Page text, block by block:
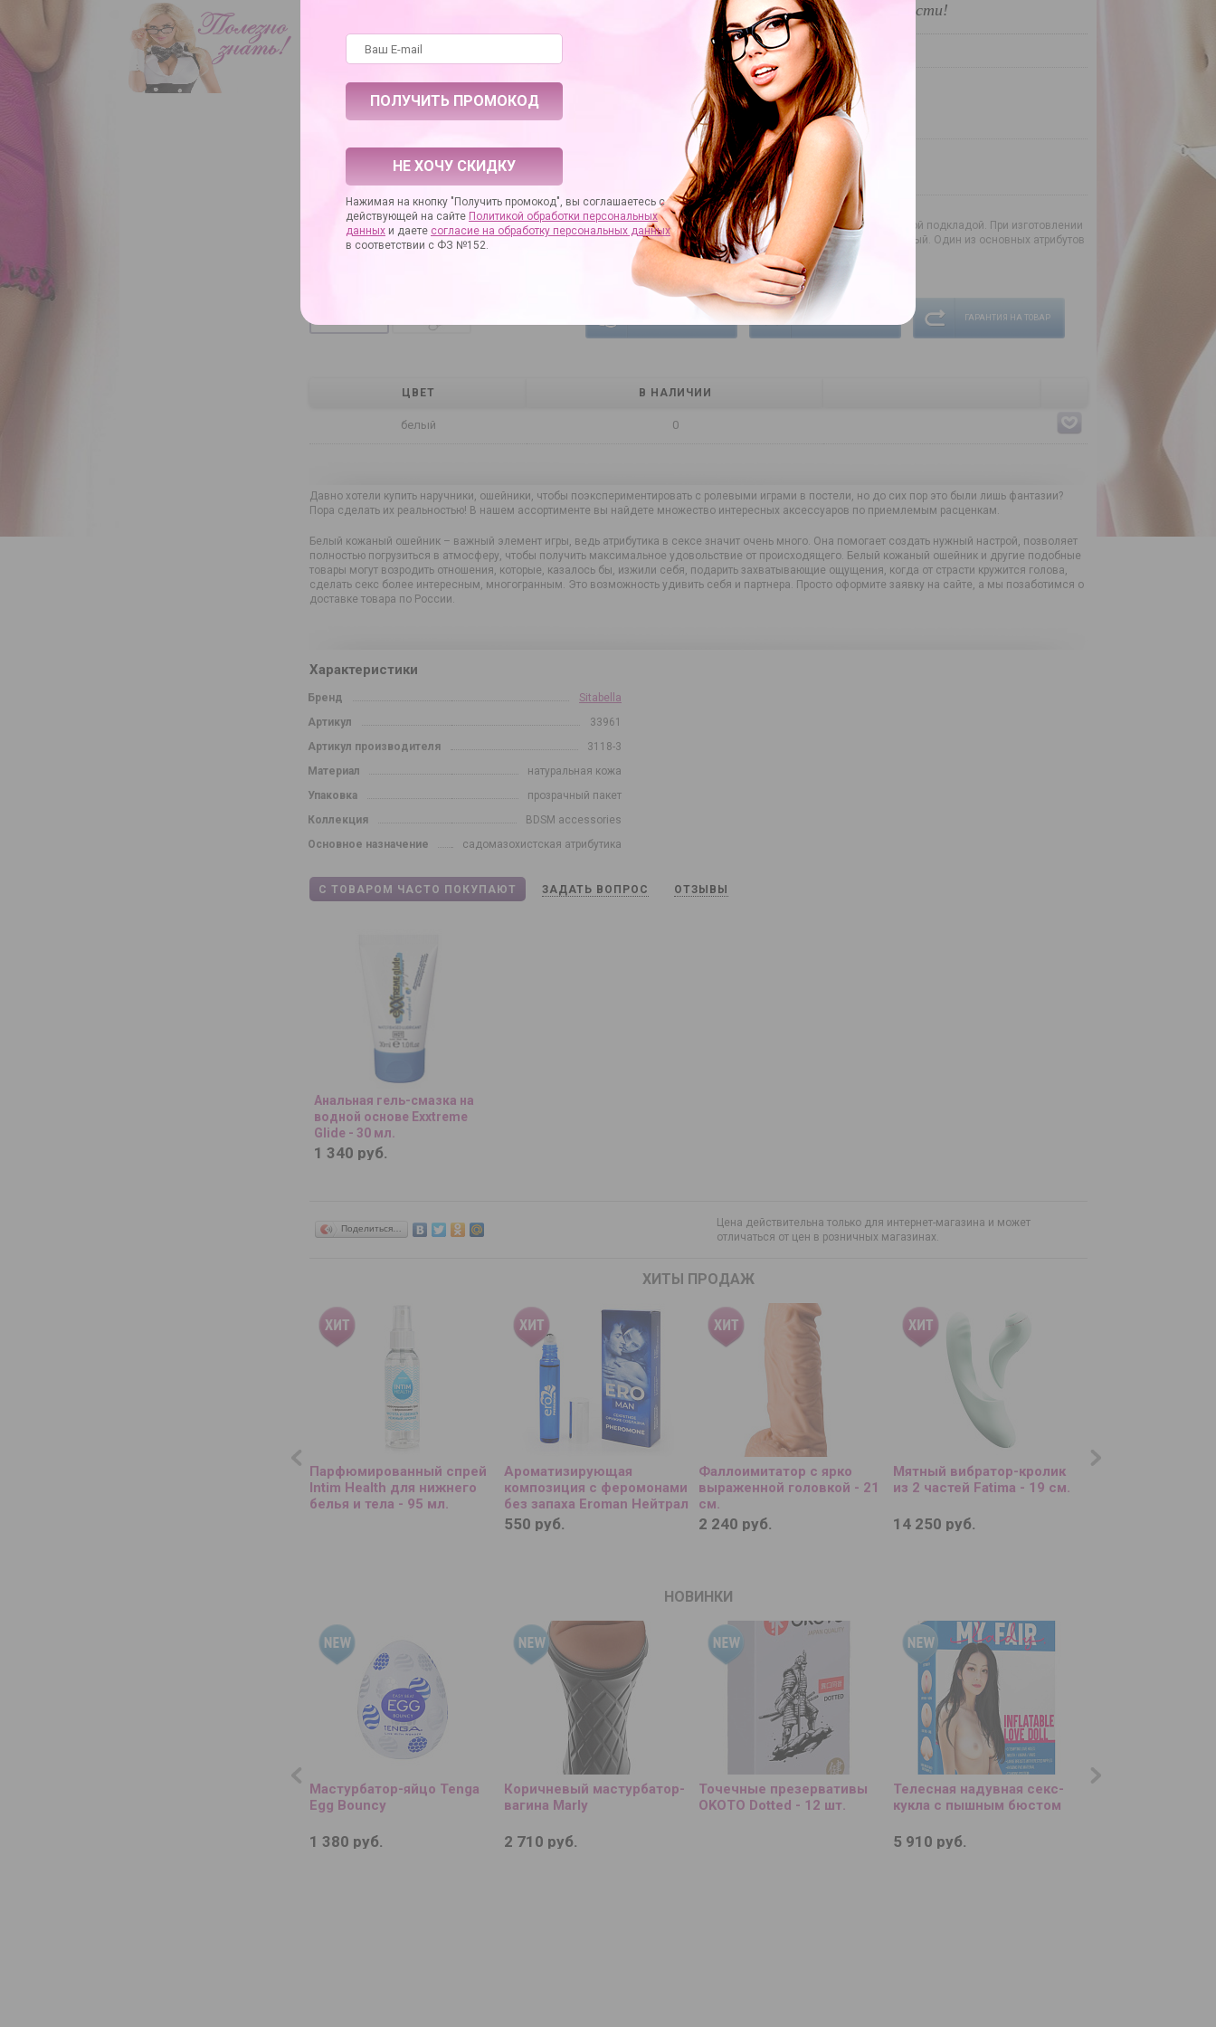
Гарантия конфиденциальности!
Нашли дешевле?
Ошейник с шипами изготовлен из натуральной кожи с велюровой подкладой. При изготовлении
использована никелированная фурнитура. Размер универсальный. Один из основных атрибутов
ГАРАНТИЯ НА ТОВАР
ЦВЕТ В НАЛИЧИИ
белый 0
Давно хотели купить наручники, ошейники, чтобы поэкспериментировать с ролевыми играми в постели, но до сих пор это были лишь фантазии?
Пора сделать их реальностью! В нашем ассортименте вы найдете множество интересных аксессуаров по приемлемым расценкам.
Белый кожаный ошейник – важный элемент игры, ведь атрибутика в сексе значит очень много. Она помогает создать нужный настрой, позволяет
полностью погрузиться в атмосферу, чтобы получить максимальное удовольствие от происходящего. Белый кожаный ошейник и другие подобные
товары могут возродить отношения, которые, казалось бы, изжили себя, подарить захватывающие ощущения, когда от страсти кружится голова,
сделать секс более интересным, многогранным. Это возможность удивить себя и партнера. Просто оформите заявку на сайте, а мы позаботимся о
доставке товара по России.
Характеристики
Бренд
Sitabella
Артикул
33961
Артикул производителя
3118-3
Материал
натуральная кожа
Упаковка
прозрачный пакет
Коллекция
BDSM accessories
Основное назначение
садомазохистская атрибутика
С ТОВАРОМ ЧАСТО ПОКУПАЮТ ЗАДАТЬ ВОПРОС ОТЗЫВЫ
Анальная гель-смазка на
водной основе Exxtreme
Glide - 30 мл.
1 340 руб.
Поделиться…
Цена действительна только для интернет-магазина и может
отличаться от цен в розничных магазинах.
ХИТЫ ПРОДАЖ
Парфюмированный спрей
Intim Health для нижнего
белья и тела - 95 мл.
Ароматизирующая
композиция с феромонами
без запаха Eroman Нейтрал
- 10 мл.
550 руб.
Фаллоимитатор с ярко
выраженной головкой - 21
см.
2 240 руб.
Мятный вибратор-кролик
из 2 частей Fatima - 19 см.
14 250 руб.
Набор из 2 БДСМ-
НОВИНКИ
Мастурбатор-яйцо Tenga
Egg Bouncy
1 380 руб.
Коричневый мастурбатор-
вагина Marly
2 710 руб.
Точечные презервативы
OKOTO Dotted - 12 шт.
Телесная надувная секс-
кукла с пышным бюстом
5 910 руб.
Черный кожаный
НЕ ХОЧУ СКИДКУ
Нажимая на кнопку "Получить промокод", вы соглашаетесь с
действующей на сайте Политикой обработки персональных
данных и даете согласие на обработку персональных данных
в соответствии с ФЗ №152.